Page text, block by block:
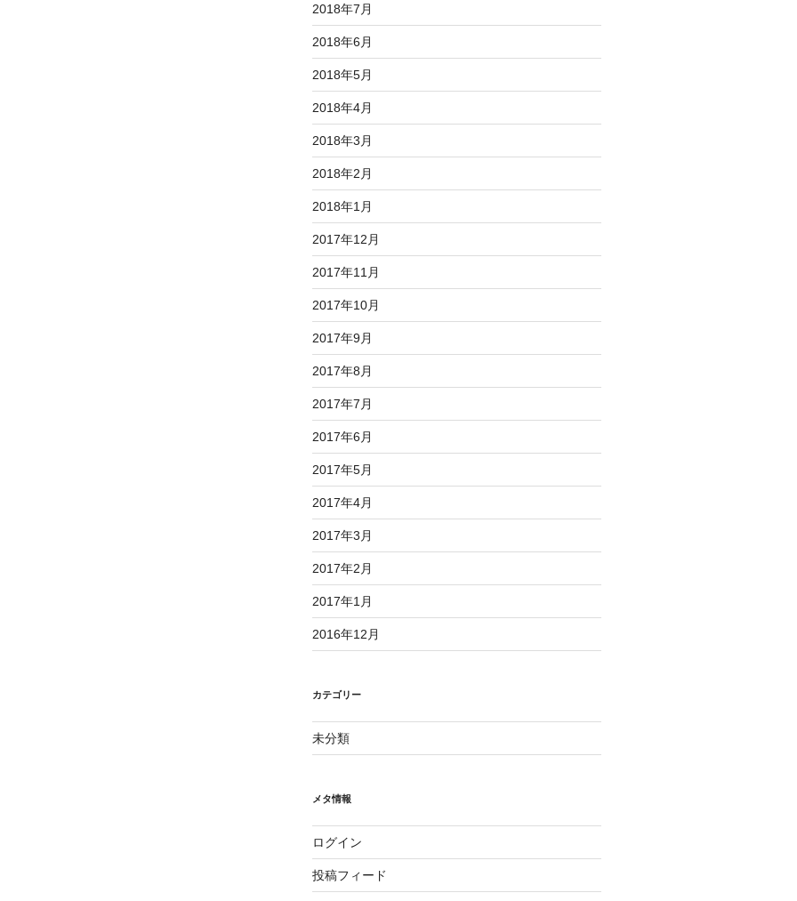
2018年7月
2018年6月
2018年5月
2018年4月
2018年3月
2018年2月
2018年1月
2017年12月
2017年11月
2017年10月
2017年9月
2017年8月
2017年7月
2017年6月
2017年5月
2017年4月
2017年3月
2017年2月
2017年1月
2016年12月
カテゴリー
未分類
メタ情報
ログイン
投稿フィード